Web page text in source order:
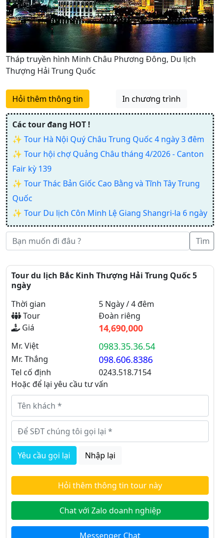
Tháp truyền hình Minh Châu Phương Đông, Du lịch
Thượng Hải Trung Quốc
Hỏi thêm thông tin In chương trình
Các tour đang HOT !
✨ Tour Hà Nội Quý Châu Trung Quốc 4 ngày 3 đêm
✨ Tour hội chợ Quảng Châu tháng 4/2026 - Canton
Fair kỳ 139
✨ Tour Thác Bản Giốc Cao Bằng và Tĩnh Tây Trung
Quốc
✨ Tour Du lịch Côn Minh Lệ Giang Shangri-la 6 ngày
Tìm
Tour du lịch Bắc Kinh Thượng Hải Trung Quốc 5
ngày
Thời gian
5 Ngày / 4 đêm
Tour
Đoàn riêng
Giá
14,690,000
Mr. Việt 0983.35.36.54
Mr. Thắng 098.606.8386
Tel cố định
0243.518.7154
Hoặc để lại yêu cầu tư vấn
Yêu cầu gọi lại Nhập lại
Hỏi thêm thông tin tour này
Chat với Zalo doanh nghiệp
Messenger Chat